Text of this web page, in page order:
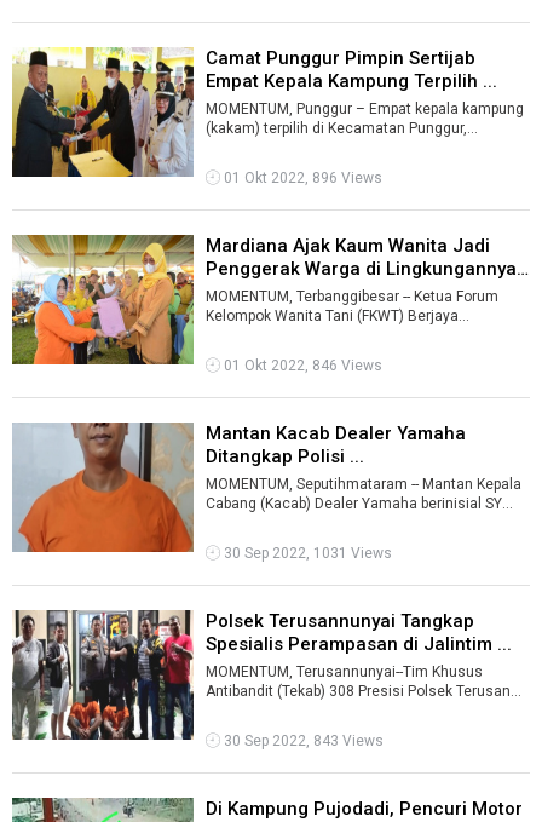
Camat Punggur Pimpin Sertijab
Empat Kepala Kampung Terpilih ...
MOMENTUM, Punggur – Empat kepala kampung
(kakam) terpilih di Kecamatan Punggur,
...
01 Okt 2022, 896 Views
Mardiana Ajak Kaum Wanita Jadi
Penggerak Warga di Lingkungannya
...
MOMENTUM, Terbanggibesar -- Ketua Forum
Kelompok Wanita Tani (FKWT) Berjaya
01 Okt 2022, 846 Views
Mantan Kacab Dealer Yamaha
Ditangkap Polisi ...
MOMENTUM, Seputihmataram -- Mantan Kepala
Cabang (Kacab) Dealer Yamaha berinisial SY
30 Sep 2022, 1031 Views
Polsek Terusannunyai Tangkap
Spesialis Perampasan di Jalintim ...
MOMENTUM, Terusannunyai--Tim Khusus
Antibandit (Tekab) 308 Presisi Polsek Terusan
...
30 Sep 2022, 843 Views
Di Kampung Pujodadi, Pencuri Motor